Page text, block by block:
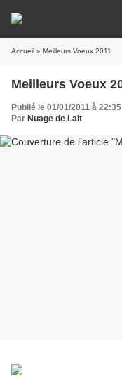
Accueil » Meilleurs Voeux 2011
Meilleurs Voeux
Publié le 01/01/2011 à 22:35
Par Nuage de Lait